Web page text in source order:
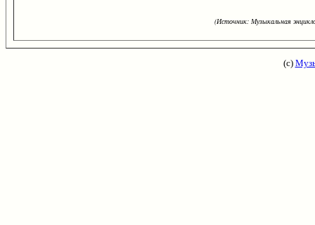
(Источник: Музыкальная
(с)